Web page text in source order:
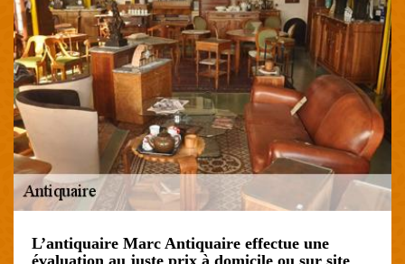
L’antiquaire Marc Antiquaire effectue une
évaluation au juste prix à domicile ou sur site